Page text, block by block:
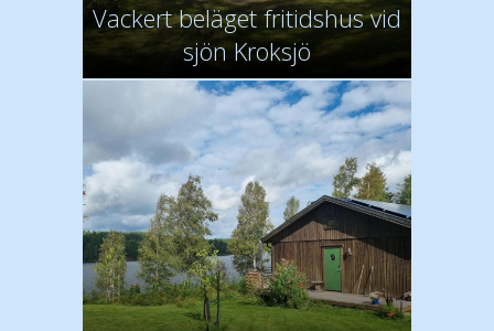
Vackert beläget fritidshus vid
sjön Kroksjö